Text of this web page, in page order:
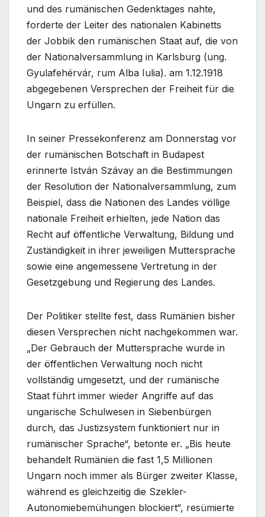
und des rumänischen Gedenktages nahte,
forderte der Leiter des nationalen Kabinetts
der Jobbik den rumänischen Staat auf, die von
der Nationalversammlung in Karlsburg (ung.
Gyulafehérvár, rum Alba Iulia). am 1.12.1918
abgegebenen Versprechen der Freiheit für die
Ungarn zu erfüllen.
In seiner Pressekonferenz am Donnerstag vor
der rumänischen Botschaft in Budapest
erinnerte István Szávay an die Bestimmungen
der Resolution der Nationalversammlung, zum
Beispiel, dass die Nationen des Landes völlige
nationale Freiheit erhielten, jede Nation das
Recht auf öffentliche Verwaltung, Bildung und
Zuständigkeit in ihrer jeweiligen Muttersprache
sowie eine angemessene Vertretung in der
Gesetzgebung und Regierung des Landes.
Der Politiker stellte fest, dass Rumänien bisher
diesen Versprechen nicht nachgekommen war.
„Der Gebrauch der Muttersprache wurde in
der öffentlichen Verwaltung noch nicht
vollständig umgesetzt, und der rumänische
Staat führt immer wieder Angriffe auf das
ungarische Schulwesen in Siebenbürgen
durch, das Justizsystem funktioniert nur in
rumänischer Sprache“, betonte er. „Bis heute
behandelt Rumänien die fast 1,5 Millionen
Ungarn noch immer als Bürger zweiter Klasse,
während es gleichzeitig die Szekler-
Autonomiebemühungen blockiert“, resümierte